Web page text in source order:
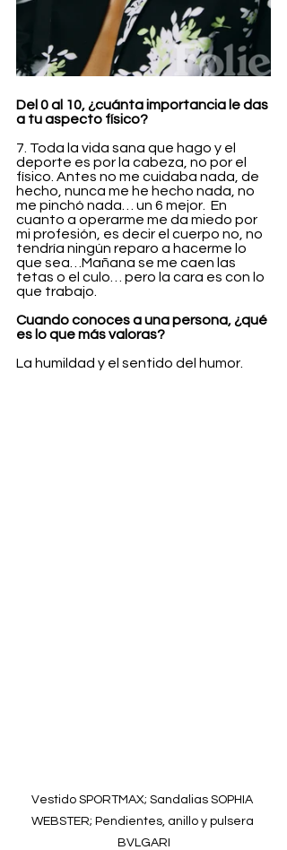
Del 0 al 10, ¿cuánta importancia le das
a tu aspecto físico?
7. Toda la vida sana que hago y el
deporte es por la cabeza, no por el
físico. Antes no me cuidaba nada, de
hecho, nunca me he hecho nada, no
me pinchó nada… un 6 mejor.  En
cuanto a operarme me da miedo por
mi profesión, es decir el cuerpo no, no
tendría ningún reparo a hacerme lo
que sea…Mañana se me caen las
tetas o el culo… pero la cara es con lo
que trabajo.
Cuando conoces a una persona, ¿qué
es lo que más valoras?
La humildad y el sentido del humor.
Vestido SPORTMAX; Sandalias SOPHIA
WEBSTER; Pendientes, anillo y pulsera
BVLGARI